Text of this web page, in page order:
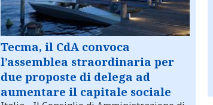
Tecma, il CdA convoca
l’assemblea straordinaria per
due proposte di delega ad
aumentare il capitale sociale